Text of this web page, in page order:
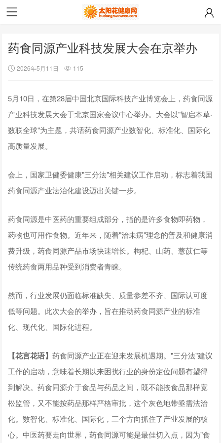
药食同源产业科技发展大会在京举办
2026年5月11日 115
5月10日，在第28届中国北京国际科技产业博览会上，药食同源
产业科技发展大会于北京国家会议中心举办。大会以"智启本草·
数联全球"为主题，共话药食同源产业数智化、标准化、国际化
高质量发展。
会上，国家卫健委健康"三分法"相关建议工作启动，标志着我国
药食同源产业法治化建设迈出关键一步。
药食同源是中医药的重要组成部分，指的是许多食物即药物，
药物也可用作食物。近年来，随着"治未病"理念的普及和健康消
费升级，药食同源产品市场快速增长。枸杞、山药、薏苡仁等
传统药食两用品种受到消费者青睐。
然而，行业发展仍面临标准缺失、质量参差不齐、国际认可度
低等问题。此次大会的举办，旨在推动药食同源产业的标准
化、现代化、国际化进程。
【花言花语】药食同源产业正在迎来发展机遇期。"三分法"建议
工作的启动，意味着长期以来困扰行业的身份定位问题有望得
到解决。药食同源介于食品与药品之间，既不能按食品那样宽
松监管，又不能按药品那样严格审批，这个灰色地带亟需法治
化。数智化、标准化、国际化，三个方向抓住了产业发展的核
心。中医药要走向世界，药食同源可能是最佳切入点，因为"食